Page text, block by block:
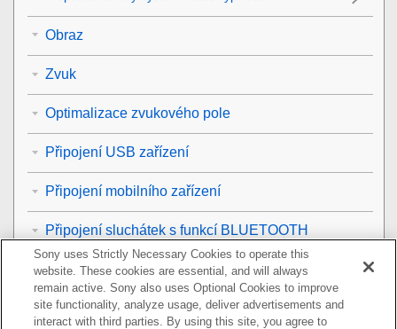
Obraz
Zvuk
Optimalizace zvukového pole
Připojení USB zařízení
Připojení mobilního zařízení
Připojení sluchátek s funkcí BLUETOOTH
Připojení k bezdrátové síti LAN
Připojení k internetu
Sony uses Strictly Necessary Cookies to operate this
website. These cookies are essential, and will always
remain active. Sony also uses Optional Cookies to improve
site functionality, analyze usage, deliver advertisements and
interact with third parties. By using this site, you agree to